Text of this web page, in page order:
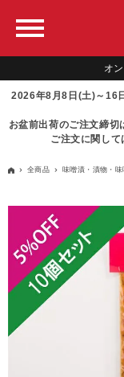
オ
2026年8月8日(土)～16
お盆前出荷のご注文締
ご注文に関して
全商品 味噌漬・漬物・味